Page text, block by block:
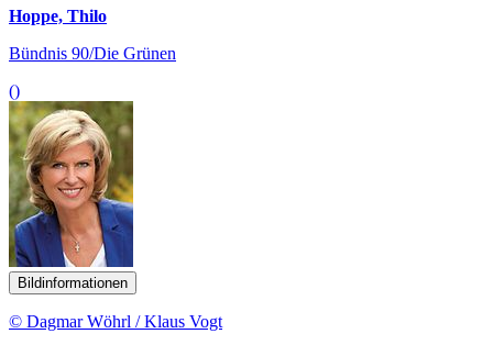
Hoppe, Thilo
Bündnis 90/Die Grünen
()
Bildinformationen
© Dagmar Wöhrl / Klaus Vogt